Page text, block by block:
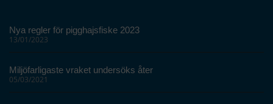
Nya regler för pigghajsfiske 2023
13/01/2023
Miljöfarligaste vraket undersöks åter
05/03/2021